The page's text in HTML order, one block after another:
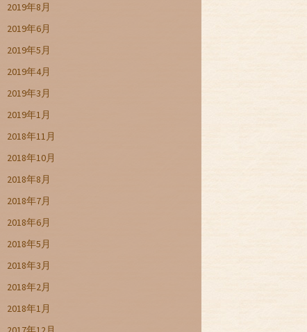
2019年8月
2019年6月
2019年5月
2019年4月
2019年3月
2019年1月
2018年11月
2018年10月
2018年8月
2018年7月
2018年6月
2018年5月
2018年3月
2018年2月
2018年1月